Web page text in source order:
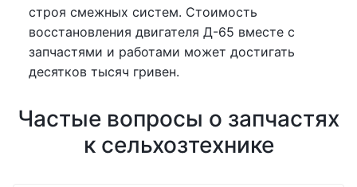
строя смежных систем. Стоимость
восстановления двигателя Д-65 вместе с
запчастями и работами может достигать
десятков тысяч гривен.
Частые вопросы о запчастях
к сельхозтехнике